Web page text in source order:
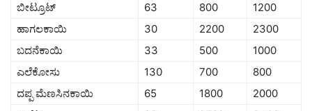
ಬೀಟ್ರೂಟ್
63 800
1200
ಹಾಗಲಕಾಯಿ
30 2200
2300
ಬದನೆಕಾಯಿ
33 500
1000
ಎಲೆಕೋಸು
130 700
800
ದಪ್ಪ ಮೆಣಸಿನಕಾಯಿ
65 1800
2000